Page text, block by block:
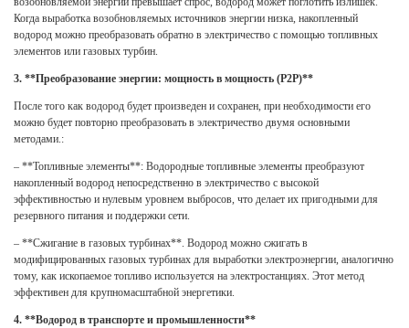
Когда выработка возобновляемых источников энергии низка, накопленный
водород можно преобразовать обратно в электричество с помощью топливных
элементов или газовых турбин.
3. **Преобразование энергии: мощность в мощность (P2P)**
После того как водород будет произведен и сохранен, при необходимости его
можно будет повторно преобразовать в электричество двумя основными
методами.:
– **Топливные элементы**: Водородные топливные элементы преобразуют
накопленный водород непосредственно в электричество с высокой
эффективностью и нулевым уровнем выбросов, что делает их пригодными для
резервного питания и поддержки сети.
– **Сжигание в газовых турбинах**. Водород можно сжигать в
модифицированных газовых турбинах для выработки электроэнергии, аналогично
тому, как ископаемое топливо используется на электростанциях. Этот метод
эффективен для крупномасштабной энергетики.
4. **Водород в транспорте и промышленности**